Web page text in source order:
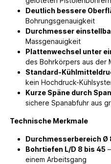
Deutlich bessere
Bohrungsgenauigkeit
Durchmesser
Massgenauigkeit
Plattenwechsel unter
des Bohrkörpers aus der
Standard-
kein Hochdruck-
Kurze Späne durch
sichere Spanabfuhr aus
Technische Merkmale
Durchmesserbereich Ø
Bohrtiefen L/D 8 bis 45
einem Arbeitsgang